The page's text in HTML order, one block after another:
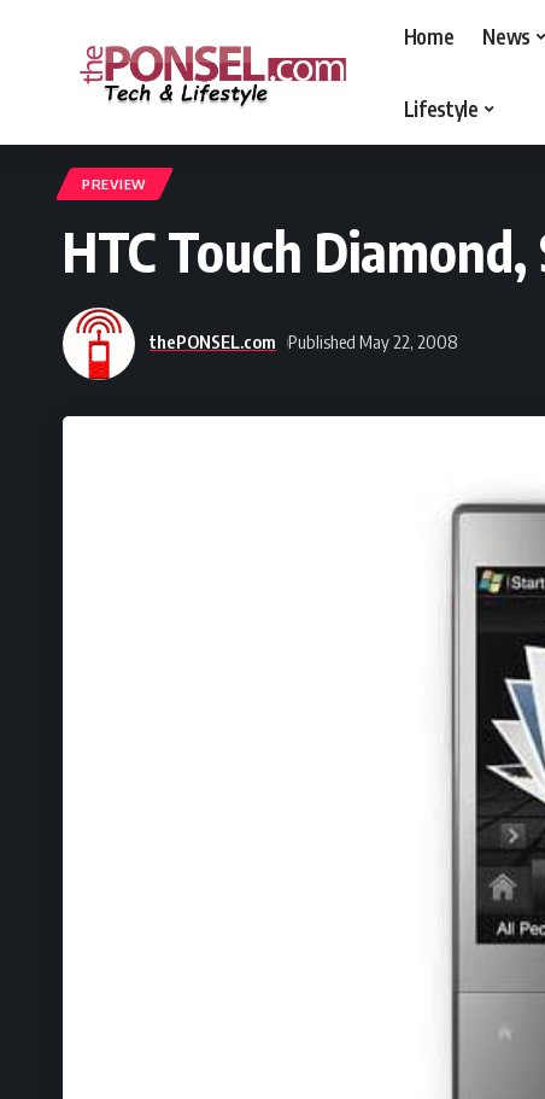
Home News
Lifestyle
PREVIEW
HTC Touch
thePONSEL.com Published May 22, 2008